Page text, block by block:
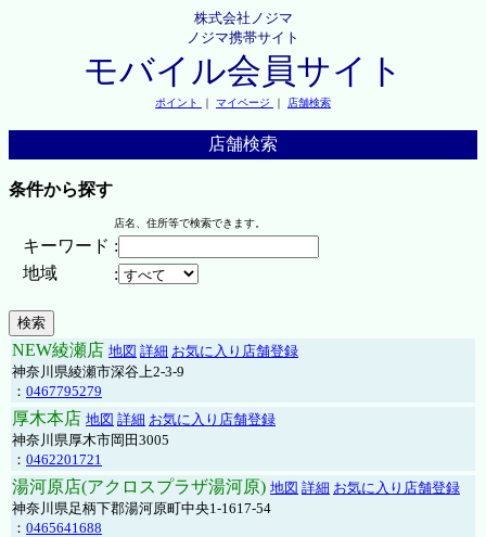
株式会社ノジマ
ノジマ携帯サイト
モバイル会員サイト
ポイント ｜ マイページ ｜ 店舗検索
店舗検索
条件から探す
店名、住所等で検索できます。
キーワード :
地域
:
NEW綾瀬店 地図 詳細 お気に入り店舗登録
神奈川県綾瀬市深谷上2-3-9
： 0467795279
厚木本店 地図 詳細 お気に入り店舗登録
神奈川県厚木市岡田3005
： 0462201721
湯河原店(アクロスプラザ湯河原) 地図 詳細 お気に入り店舗登録
神奈川県足柄下郡湯河原町中央1-1617-54
： 0465641688